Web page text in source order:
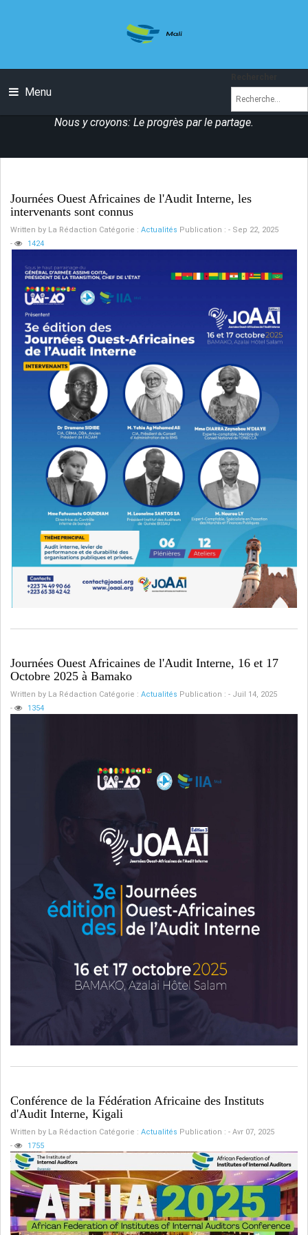
Menu
Nous y croyons: Le progrès par le partage.
Journées Ouest Africaines de l'Audit Interne, les
intervenants sont connus
Written by La Rédaction Catégorie : Actualités Publication : - Sep 22, 2025
-
1424
Journées Ouest Africaines de l'Audit Interne, 16 et 17
Octobre 2025 à Bamako
Written by La Rédaction Catégorie : Actualités Publication : - Juil 14, 2025
-
1354
Conférence de la Fédération Africaine des Instituts
d'Audit Interne, Kigali
Written by La Rédaction Catégorie : Actualités Publication : - Avr 07, 2025
-
1755